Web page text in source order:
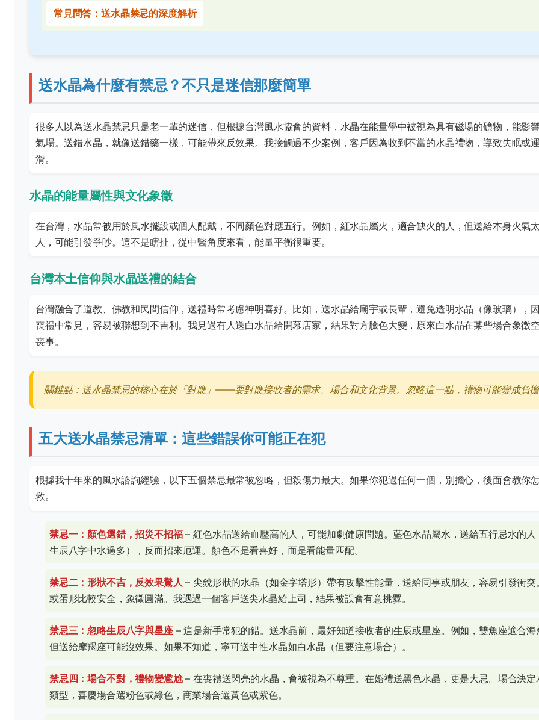
常見問答：送水晶禁忌的深度解析
送水晶為什麼有禁忌？不只是迷信那麼簡單
很多人以為送水晶禁忌只是老一輩的迷信，但根據台灣風水協會的資料，水晶在能量學中被視為具有磁場的礦物，能影
氣場。送錯水晶，就像送錯藥一樣，可能帶來反效果。我接觸過不少案例，客戶因為收到不當的水晶禮物，導致失眠或
滑。
水晶的能量屬性與文化象徵
在台灣，水晶常被用於風水擺設或個人配戴，不同顏色對應五行。例如，紅水晶屬火，適合缺火的人，但送給本身火氣
人，可能引發爭吵。這不是瞎扯，從中醫角度來看，能量平衡很重要。
台灣本土信仰與水晶送禮的結合
台灣融合了道教、佛教和民間信仰，送禮時常考慮神明喜好。比如，送水晶給廟宇或長輩，避免透明水晶（像玻璃），
喪禮中常見，容易被聯想到不吉利。我見過有人送白水晶給開幕店家，結果對方臉色大變，原來白水晶在某些場合象徵
喪事。
關鍵點：送水晶禁忌的核心在於「對應」——要對應接收者的需求、場合和文化背景。忽略這一點，禮物可能變成負擔
五大送水晶禁忌清單：這些錯誤你可能正在犯
根據我十年來的風水諮詢經驗，以下五個禁忌最常被忽略，但殺傷力最大。如果你犯過任何一個，別擔心，後面會教你
救。
禁忌一：顏色選錯，招災不招福– 紅色水晶送給血壓高的人，可能加劇健康問題。藍色水晶屬水，送給五行忌水的人
生辰八字中水過多），反而招來厄運。顏色不是看喜好，而是看能量匹配。
禁忌二：形狀不吉，反效果驚人 – 尖銳形狀的水晶（如金字塔形）帶有攻擊性能量，送給同事或朋友，容易引發衝突
或蛋形比較安全，象徵圓滿。我遇過一個客戶送尖水晶給上司，結果被誤會有意挑釁。
禁忌三：忽略生辰八字與星座– 這是新手常犯的錯。送水晶前，最好知道接收者的生辰或星座。例如，雙魚座適合海
但送給摩羯座可能沒效果。如果不知道，寧可送中性水晶如白水晶（但要注意場合）。
禁忌四：場合不對，禮物變尷尬– 在喪禮送閃亮的水晶，會被視為不尊重。在婚禮送黑色水晶，更是大忌。場合決定
類型，喜慶場合選粉色或綠色，商業場合選黃色或紫色。